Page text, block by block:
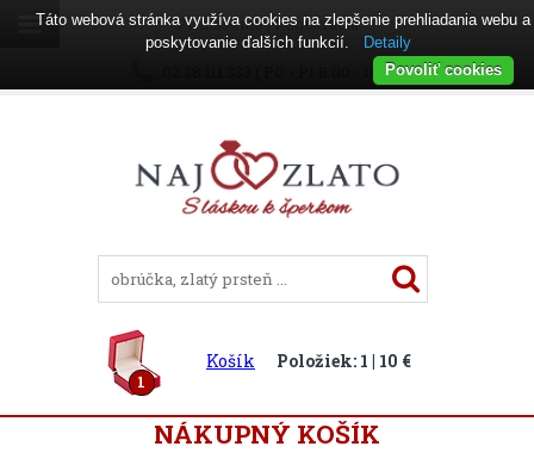
Prihlásenie|Registrácia
02 38 111 333 ( PO - PI 8:00 - 16:00 )
1
Košík Položiek: 1 | 10 €
NÁKUPNÝ KOŠÍK
Táto webová stránka využíva cookies na zlepšenie prehliadania webu a
poskytovanie ďalších funkcií.
Detaily
Povoliť cookies